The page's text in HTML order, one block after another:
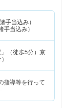
手当込み）
手当込み）
（徒歩5分）京
指導等を行って